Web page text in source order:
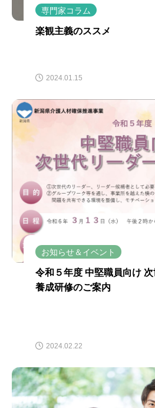
専門家コラム
楽観主義のススメ
2024.01.15
お知らせ＆イベント
令和５年度 中堅職員向け
養成研修のご案内
2024.02.22